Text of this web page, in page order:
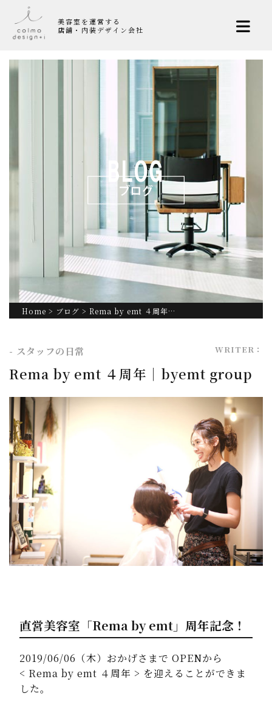
美容室を運営する
店舗・内装デザイン会社
Home > ブログ > Rema by emt ４周年…
- スタッフの日常 WRITER：
Rema by emt ４周年｜byemt group
直営美容室「Rema by emt」周年記念！
2019/06/06（木）おかげさまで OPENから
< Rema by emt ４周年 > を迎えることができま
した。